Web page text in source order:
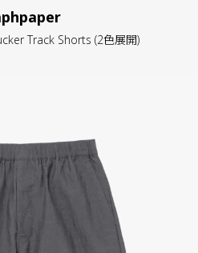
Track Shorts (2色展開)